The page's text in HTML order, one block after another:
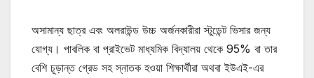
অসামান্য ছাত্র এবং অলরাউন্ড উচ্চ অর্জনকারীরা স্টুডেন্ট ভিসার জন্য
যোগ্য। পাবলিক বা প্রাইভেট মাধ্যমিক বিদ্যালয় থেকে 95% বা তার
বেশি চূড়ান্ত গ্রেড সহ স্নাতক হওয়া শিক্ষার্থীরা অথবা ইউএই-এর